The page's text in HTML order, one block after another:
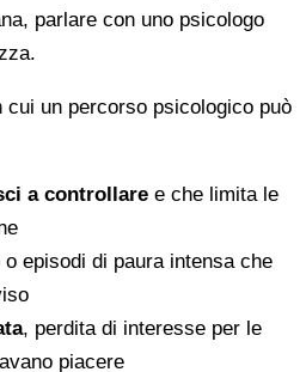
parlare con uno psicologo
cui un percorso psicologico può
a controllare e che limita le
o episodi di paura intensa che
, perdita di interesse per le
piacere